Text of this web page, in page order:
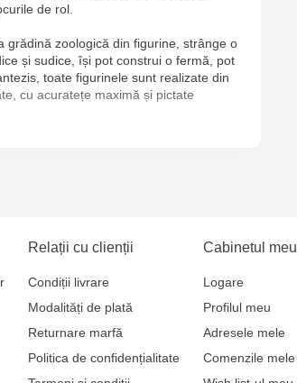
de rol.
grădină zoologică din figurine, strânge o
și sudice, își pot construi o fermă, pot
toate figurinele sunt realizate din
cu acuratețe maximă și pictate
Relații cu clienții
Condiții livrare
Modalități de plată
Returnare marfă
Politica de confidențialitate
Cabinetul meu
Logare
Profilul meu
Adresele mele
Comenzile mele